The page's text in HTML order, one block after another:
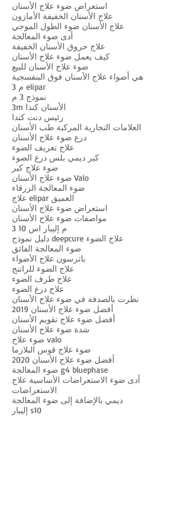
استعراض ضوء علاج الأسنان
علاج الأسنان الخفيفة الأمازون
علاج الأسنان ضوء الطول الموجي
أدى ضوء المعالجة
علاج حروق الأسنان الخفيفة
كيف يعمل ضوء علاج الأسنان
ضوء علاج الأسنان للبيع
هي أضواء علاج الأسنان فوق البنفسجية
3 م elipar
نموذج 3 م
3m الأسنان كندا
رئيس دنت كندا
العلامات التجارية المركبة طب الأسنان
درع ضوء علاج الأسنان
علاج تعريف الضوء
كير ديمي بلس درع الضوء
ضوء علاج كير
ضوء علاج الأسنان Valo
ضوء المعالجة الزرقاء
علاج elipar العميق
استعراض ضوء علاج الأسنان
مواصفات ضوء علاج الأسنان
3 م إليبار اس 10
دليل نموذج deepcure علاج الضوء
ضوء المعالجة الفائق
باترسون علاج الأضواء
علاج الضوء للراتنج
علاج طرف الضوء
علاج درع الضوء
نظرت بالصدفة في ضوء علاج الأسنان
أفضل ضوء علاج الأسنان 2019
أفضل ضوء علاج تقويم الأسنان
شدة ضوء علاج الأسنان
ضوء علاج valo
ضوء علاج قوس البلازما
أفضل ضوء علاج الأسنان 2020
ضوء المعالجة g4 bluephase
أدى ضوء الاستعراضات الأساسية علاج
الاستعراضات
ديمي بالإضافة إلى ضوء المعالجة
إليبار s10